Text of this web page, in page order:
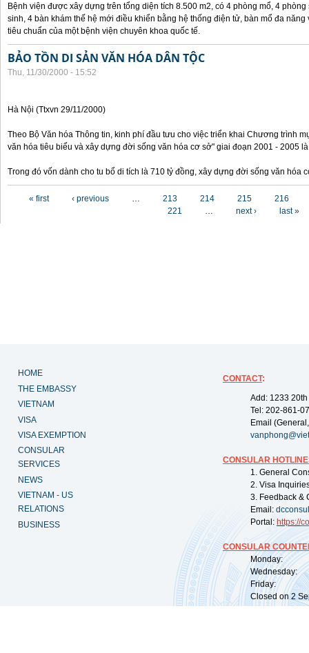
Bệnh viện được xây dựng trên tổng diện tích 8.500 m2, có 4 phòng mổ, 4
sinh, 4 bàn khám thế hệ mới điều khiển bằng hệ thống điện tử, bàn mổ đa
tiêu chuẩn của một bệnh viện chuyên khoa quốc tế.
BẢO TỒN DI SẢN VĂN HÓA DÂN TỘC
Thu, 11/30/2000 - 15:52
Hà Nội (Ttxvn 29/11/2000)
Theo Bộ Văn hóa Thông tin, kinh phí đầu tưu cho việc triển khai Chương trình
văn hóa tiêu biểu và xây dựng đời sống văn hóa cơ sở" giai đoạn 2001 - 2005
Trong đó vốn dành cho tu bổ di tích là 710 tỷ đồng, xây dựng đời sống văn hóa
« first ‹ previous … 213 214 215
216
221
… next › last »
HOME
THE EMBASSY
VIETNAM
VISA
VISA EXEMPTION
CONSULAR
SERVICES
NEWS
VIETNAM - US
RELATIONS
BUSINESS
CONTACT:
Add: 1233
Tel: 202-861-
Email
CONSULAR
1. General
2. Visa
3. Feedback &
Email:
Portal: https://
CONSULAR
Monday:
Wednesday:
Friday:
Closed on 2